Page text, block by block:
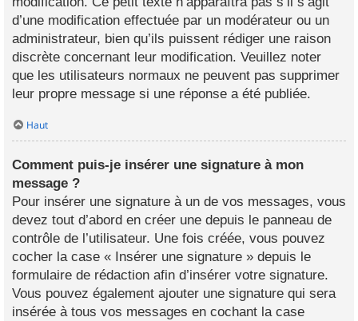
d’une modification effectuée par un modérateur ou un
administrateur, bien qu’ils puissent rédiger une raison
discrète concernant leur modification. Veuillez noter
que les utilisateurs normaux ne peuvent pas supprimer
leur propre message si une réponse a été publiée.
Haut
Comment puis-je insérer une signature à mon
message ?
Pour insérer une signature à un de vos messages, vous
devez tout d’abord en créer une depuis le panneau de
contrôle de l’utilisateur. Une fois créée, vous pouvez
cocher la case « Insérer une signature » depuis le
formulaire de rédaction afin d’insérer votre signature.
Vous pouvez également ajouter une signature qui sera
insérée à tous vos messages en cochant la case